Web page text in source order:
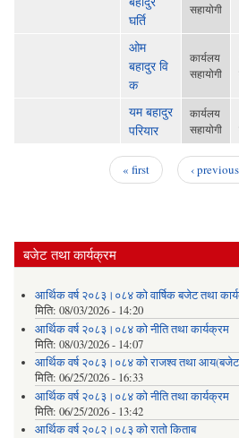
घर्ति
सहायोगी
ओम
बहादुर वि
क
कार्यलय
सहायोगी
यम बहादुर
परियार
कार्यलय
सहायोगी
« first ‹ previous
बजेट तथा कार्यक्रम
आर्थिक वर्ष २०८३।०८४ को वार्षिक बजेट तथा
मिति: 08/03/2026 - 14:20
आर्थिक वर्ष २०८३।०८४ को नीति तथा कार्यक्रम
मिति: 08/03/2026 - 14:07
आर्थिक वर्ष २०८३।०८४ को राजश्व तथा
मिति: 06/25/2026 - 16:33
आर्थिक वर्ष २०८३।०८४ को नीति तथा कार्यक्रम
मिति: 06/25/2026 - 13:42
आर्थिक वर्ष २०८२।०८३ को रातो किताब